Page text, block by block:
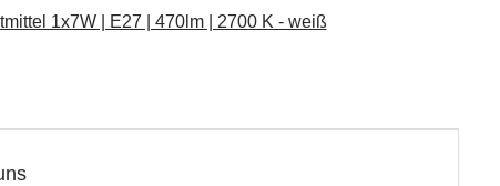
1x7W | E27 | 470lm | 2700 K - weiß